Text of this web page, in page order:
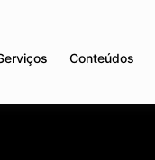
Conteúdos